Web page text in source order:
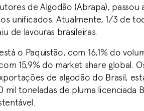
de Algodão (Abrapa),
unificados. Atualmente, 1/3 de
de lavouras brasileiras.
o Paquistão, com 16,1% do
15,9% do market share global.
de algodão do Brasil,
mil toneladas de pluma licenciada